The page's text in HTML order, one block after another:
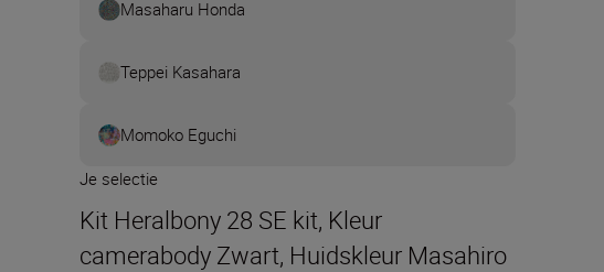
Masaharu Honda
Teppei Kasahara
Momoko Eguchi
Je selectie
Kit Heralbony 28 SE kit, Kleur
camerabody Zwart, Huidskleur Masahiro